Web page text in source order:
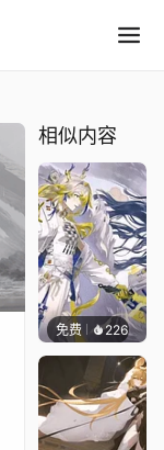
相似内容
免费 226小鬼